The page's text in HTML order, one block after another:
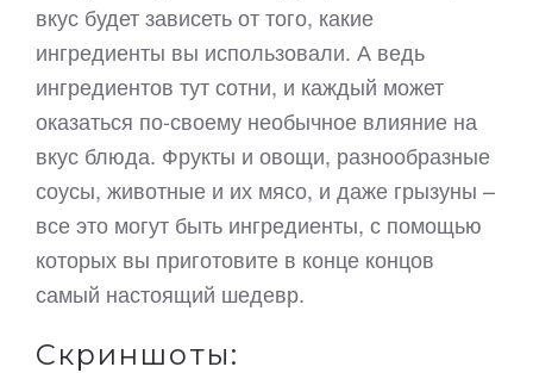
вкус будет зависеть от того, какие
ингредиенты вы использовали. А ведь
ингредиентов тут сотни, и каждый может
оказаться по-своему необычное влияние на
вкус блюда. Фрукты и овощи, разнообразные
соусы, животные и их мясо, и даже грызуны –
все это могут быть ингредиенты, с помощью
которых вы приготовите в конце концов
самый настоящий шедевр.
Скриншоты: